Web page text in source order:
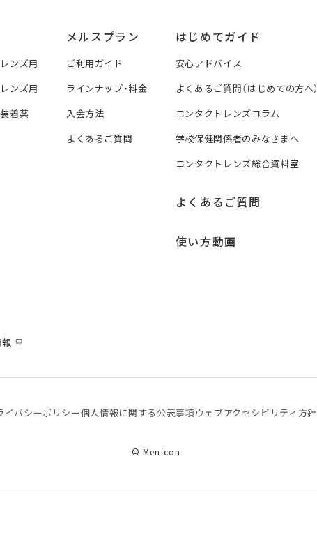
ンズ用
ンズ用
着薬
メルスプラン
ご利用ガイド
ラインナップ・料金
入会方法
よくあるご質問
はじめてガイド
安心アドバイス
よくあるご質問（はじめての方へ）
コンタクトレンズコラム
学校保健関係者のみなさまへ
コンタクトレンズ総合資料室
よくあるご質問
使い方動画
イバシーポリシー個⼈情報に関する公表事項 ウェブアクセシビリティ方針
© Menicon